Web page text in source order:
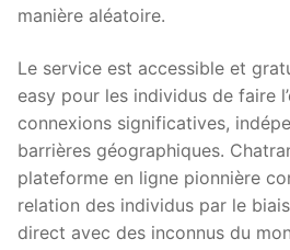
manière aléatoire.
Le service est accessible et
easy pour les individus de faire
connexions significatives,
barrières géographiques.
plateforme en ligne pionnière
relation des individus par le
direct avec des inconnus du